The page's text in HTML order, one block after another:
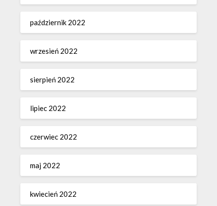
październik 2022
wrzesień 2022
sierpień 2022
lipiec 2022
czerwiec 2022
maj 2022
kwiecień 2022